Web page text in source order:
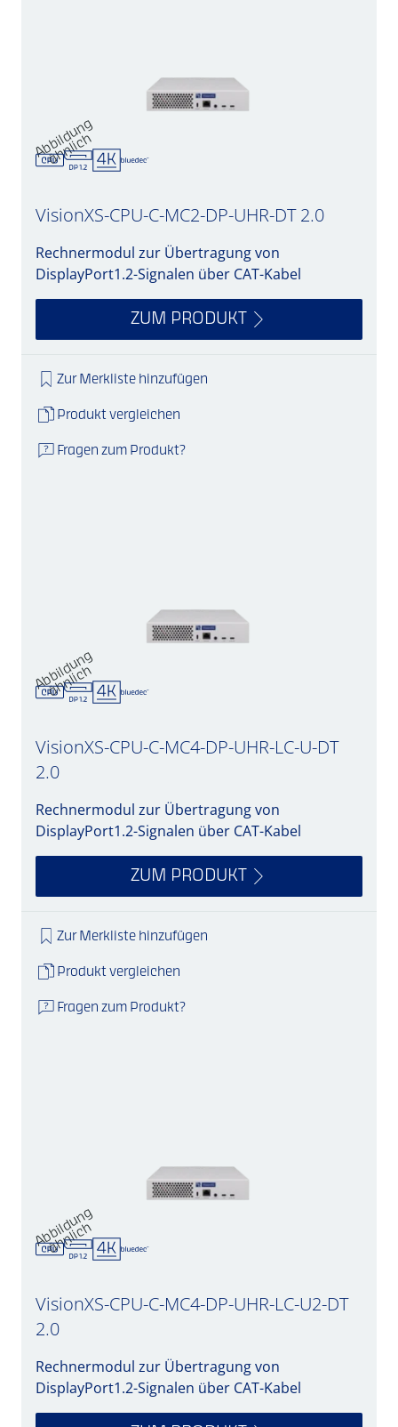
A
b
bil
d
u
n
g
ä
h
nli
c
h
VisionXS-CPU-C-MC2-DP-UHR-DT 2.0
Rechnermodul zur Übertragung von
DisplayPort1.2-Signalen über CAT-Kabel
ZUM PRODUKT
Zur Merkliste hinzufügen
Produkt vergleichen
Fragen zum Produkt?
A
b
bil
d
u
n
g
ä
h
nli
c
h
VisionXS-CPU-C-MC4-DP-UHR-LC-U-DT
2.0
Rechnermodul zur Übertragung von
DisplayPort1.2-Signalen über CAT-Kabel
ZUM PRODUKT
Zur Merkliste hinzufügen
Produkt vergleichen
Fragen zum Produkt?
A
b
bil
d
u
n
g
ä
h
nli
c
h
VisionXS-CPU-C-MC4-DP-UHR-LC-U2-DT
2.0
Rechnermodul zur Übertragung von
DisplayPort1.2-Signalen über CAT-Kabel